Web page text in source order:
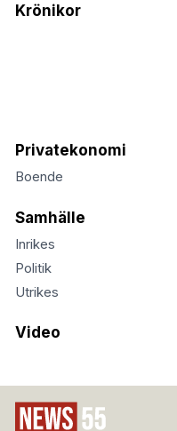
Krönikor
Privatekonomi
Boende
Samhälle
Inrikes
Politik
Utrikes
Video